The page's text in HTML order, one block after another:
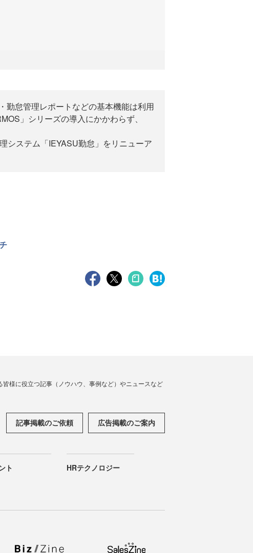
勤怠管理レポートなどの基本機能は利用
」シリーズの導入にかかわらず、
システム「IEYASU勤怠」をリニューア
様に役立つ記事（ノウハウ、事例など）やニュースなど
記事掲載のご依頼 広告掲載のご案内
ト HRテクノロジー